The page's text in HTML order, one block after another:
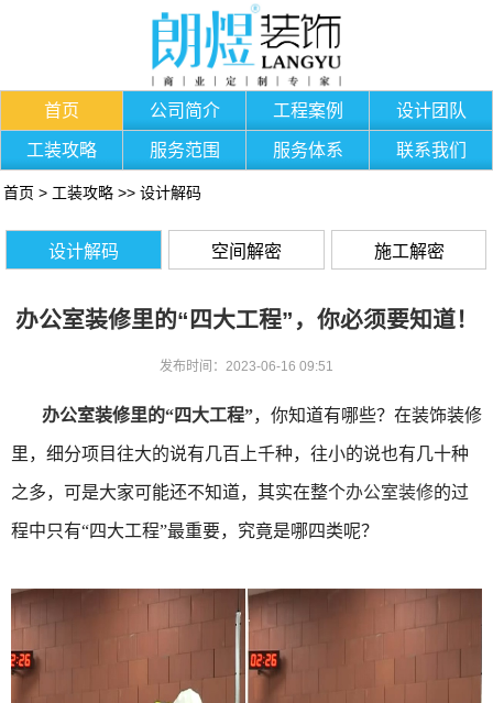
首页 公司简介 工程案例 设计团队
工装攻略 服务范围 服务体系 联系我们
首页 > 工装攻略 >> 设计解码
设计解码 空间解密 施工解密
办公室装修里的“四大工程”，你必须要知道！
发布时间：2023-06-16 09:51
办公室装修里的“四大工程”，你知道有哪些？在装饰装修
里，细分项目往大的说有几百上千种，往小的说也有几十种
之多，可是大家可能还不知道，其实在整个办公室装修的过
程中只有“四大工程”最重要，究竟是哪四类呢？